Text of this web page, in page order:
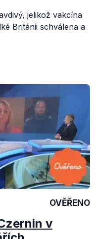
jelikož vakcína
Británii schválena a
OVĚŘENO
v